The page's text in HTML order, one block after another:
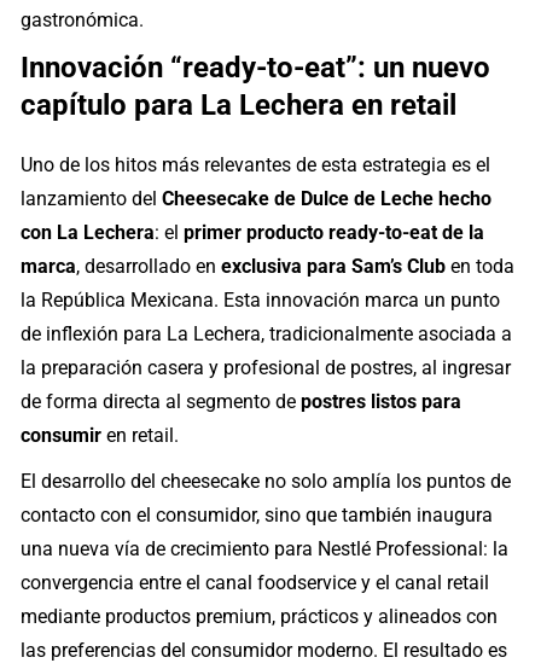
gastronómica.
Innovación “ready-to-eat”: un nuevo
capítulo para La Lechera en retail
Uno de los hitos más relevantes de esta estrategia es el
lanzamiento delCheesecake de Dulce de Leche hecho
con La Lechera: elprimer producto ready-to-eat de la
marca, desarrollado enexclusiva para Sam’s Club en toda
la República Mexicana. Esta innovación marca un punto
de inflexión para La Lechera, tradicionalmente asociada a
la preparación casera y profesional de postres, al ingresar
de forma directa al segmento depostres listos para
consumir en retail.
El desarrollo del cheesecake no solo amplía los puntos de
contacto con el consumidor, sino que también inaugura
una nueva vía de crecimiento para Nestlé Professional: la
convergencia entre el canal foodservice y el canal retail
mediante productos premium, prácticos y alineados con
las preferencias del consumidor moderno. El resultado es